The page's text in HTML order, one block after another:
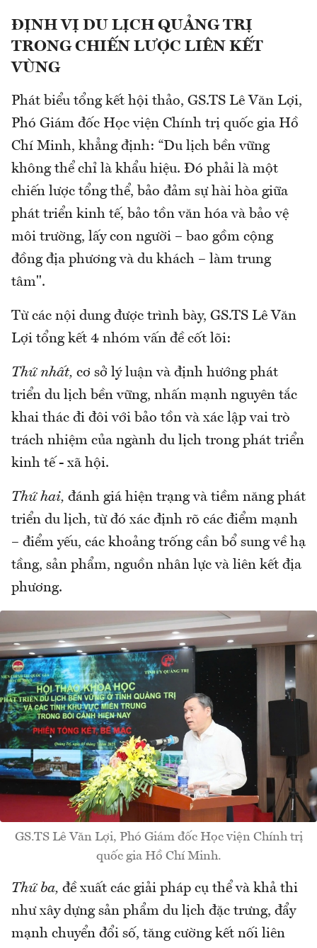
ĐỊNH VỊ DU LỊCH QUẢNG TRỊ
TRONG CHIẾN LƯỢC LIÊN KẾT
VÙNG
Phát biểu tổng kết hội thảo, GS.TS Lê Văn Lợi,
Phó Giám đốc Học viện Chính trị quốc gia Hồ
Chí Minh, khẳng định: “Du lịch bền vững
không thể chỉ là khẩu hiệu. Đó phải là một
chiến lược tổng thể, bảo đảm sự hài hòa giữa
phát triển kinh tế, bảo tồn văn hóa và bảo vệ
môi trường, lấy con người – bao gồm cộng
đồng địa phương và du khách – làm trung
tâm".
Từ các nội dung được trình bày, GS.TS Lê Văn
Lợi tổng kết 4 nhóm vấn đề cốt lõi:
Thứ nhất, cơ sở lý luận và định hướng phát
triển du lịch bền vững, nhấn mạnh nguyên tắc
khai thác đi đôi với bảo tồn và xác lập vai trò
trách nhiệm của ngành du lịch trong phát triển
kinh tế - xã hội.
Thứ hai, đánh giá hiện trạng và tiềm năng phát
triển du lịch, từ đó xác định rõ các điểm mạnh
– điểm yếu, các khoảng trống cần bổ sung về hạ
tầng, sản phẩm, nguồn nhân lực và liên kết địa
phương.
GS.TS Lê Văn Lợi, Phó Giám đốc Học viện Chính trị
quốc gia Hồ Chí Minh.
Thứ ba, đề xuất các giải pháp cụ thể và khả thi
như xây dựng sản phẩm du lịch đặc trưng, đẩy
mạnh chuyển đổi số, tăng cường kết nối liên